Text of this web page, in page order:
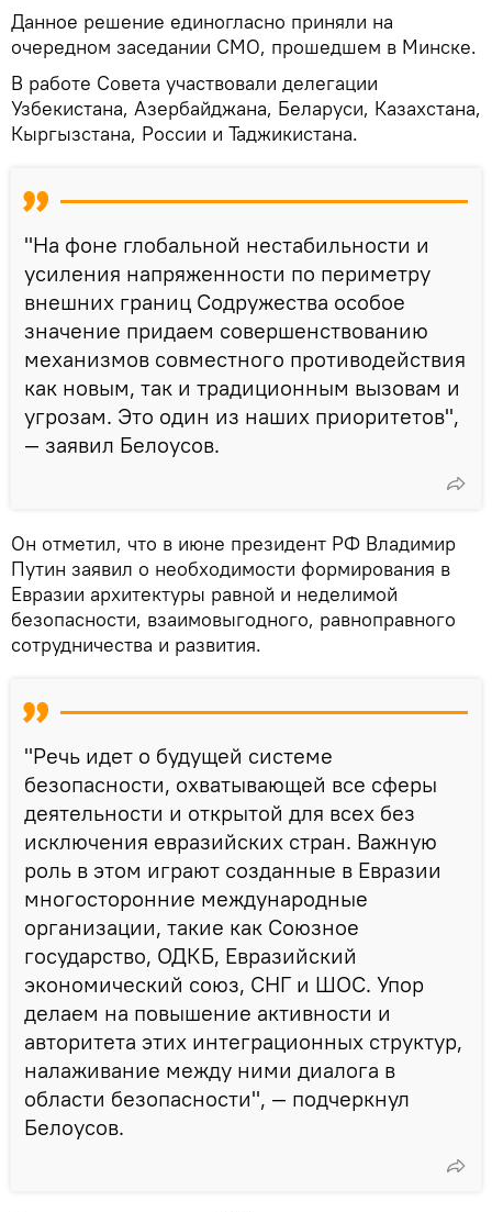
Данное решение единогласно приняли на
очередном заседании СМО, прошедшем в Минске.
В работе Совета участвовали делегации
Узбекистана, Азербайджана, Беларуси, Казахстана,
Кыргызстана, России и Таджикистана.
"На фоне глобальной нестабильности и
усиления напряженности по периметру
внешних границ Содружества особое
значение придаем совершенствованию
механизмов совместного противодействия
как новым, так и традиционным вызовам и
угрозам. Это один из наших приоритетов",
— заявил Белоусов.
Он отметил, что в июне президент РФ Владимир
Путин заявил о необходимости формирования в
Евразии архитектуры равной и неделимой
безопасности, взаимовыгодного, равноправного
сотрудничества и развития.
"Речь идет о будущей системе
безопасности, охватывающей все сферы
деятельности и открытой для всех без
исключения евразийских стран. Важную
роль в этом играют созданные в Евразии
многосторонние международные
организации, такие как Союзное
государство, ОДКБ, Евразийский
экономический союз, СНГ и ШОС. Упор
делаем на повышение активности и
авторитета этих интеграционных структур,
налаживание между ними диалога в
области безопасности", — подчеркнул
Белоусов.